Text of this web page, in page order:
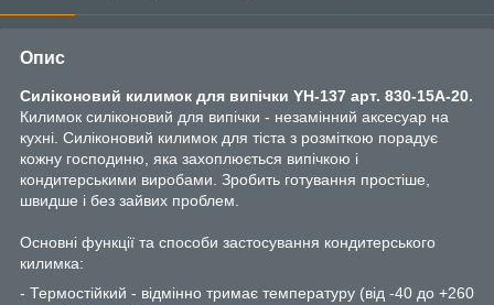
Опис
Силіконовий килимок для випічки YH-137 арт. 830-15А-20.
Килимок силіконовий для випічки - незамінний аксесуар на
кухні. Силіконовий килимок для тіста з розміткою порадує
кожну господиню, яка захоплюється випічкою і
кондитерськими виробами. Зробить готування простіше,
швидше і без зайвих проблем.
Основні функції та способи застосування кондитерського
килимка:
- Термостійкий - відмінно тримає температуру (від -40 до +260